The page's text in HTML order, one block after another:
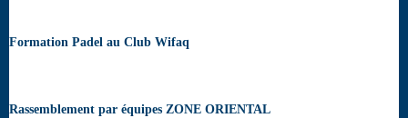
Formation Padel au Club Wifaq
Rassemblement par équipes ZONE ORIENTAL